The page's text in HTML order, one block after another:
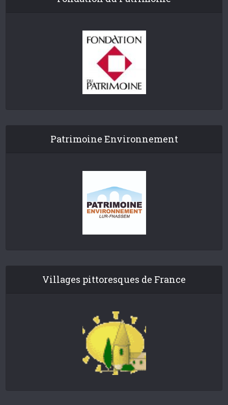
Patrimoine Environnement
Villages pittoresques de France